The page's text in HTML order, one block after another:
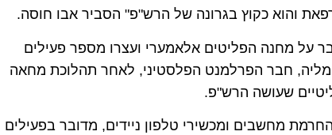
והוא כקוץ בגרונה של הרש"פ" הסביר אבו חוסה.
מאג'ד פרג' פשטו ב-27 באוקטובר על מחנה הפליטים אלאמערי ועצרו מספר פעילים
חבר הפרלמנט הפלסטיני, לאחר תהלוכת מחאה
שעושה הרש"פ.
מחשבים ומכשירי טלפון ניידים, מדובר בפעילים